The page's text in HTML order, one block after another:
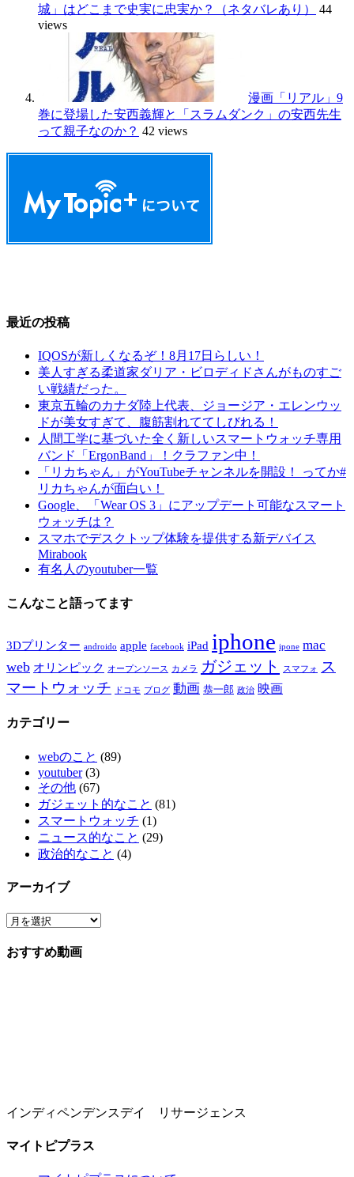
城」はどこまで史実に忠実か？（ネタバレあり）
44
views
漫画「リアル」9
巻に登場した安西義輝と「スラムダンク」の安西先生
って親子なのか？ 42 views
最近の投稿
IQOSが新しくなるぞ！8月17日らしい！
美人すぎる柔道家ダリア・ビロディドさんがものすご
い戦績だった。
東京五輪のカナダ陸上代表、ジョージア・エレンウッ
ドが美女すぎて、腹筋割れててしびれる！
人間工学に基づいた全く新しいスマートウォッチ専用
バンド「ErgonBand」！クラファン中！
「リカちゃん」がYouTubeチャンネルを開設！ ってか#
リカちゃんが面白い！
Google、「Wear OS 3」にアップデート可能なスマート
ウォッチは？
スマホでデスクトップ体験を提供する新デバイス
Mirabook
有名人のyoutuber一覧
こんなこと語ってます
3Dプリンター androido apple facebook iPad iphone ipone mac
web オリンピック オープンソース カメラ ガジェット スマフォ
ス
マートウォッチ
ドコモ ブログ 動画 恭一郎 政治 映画
カテゴリー
webのこと (89)
youtuber(3)
その他 (67)
ガジェット的なこと (81)
スマートウォッチ (1)
ニュース的なこと (29)
政治的なこと (4)
アーカイブ
おすすめ動画
インディペンデンスデイ リサージェンス
マイトピプラス